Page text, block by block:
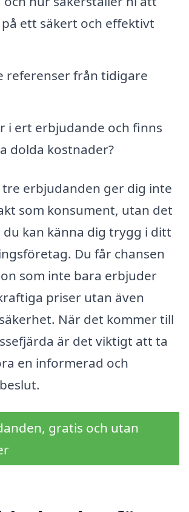
ett säkert och effektivt
referenser från tidigare
i ert erbjudande och finns
dolda kostnader?
erbjudanden ger dig inte
som konsument, utan det
kan känna dig trygg i ditt
Du får chansen
som inte bara erbjuder
priser utan även
När det kommer till
är det viktigt att ta
en informerad och
gratis och utan